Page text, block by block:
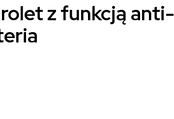
z funkcją anti-